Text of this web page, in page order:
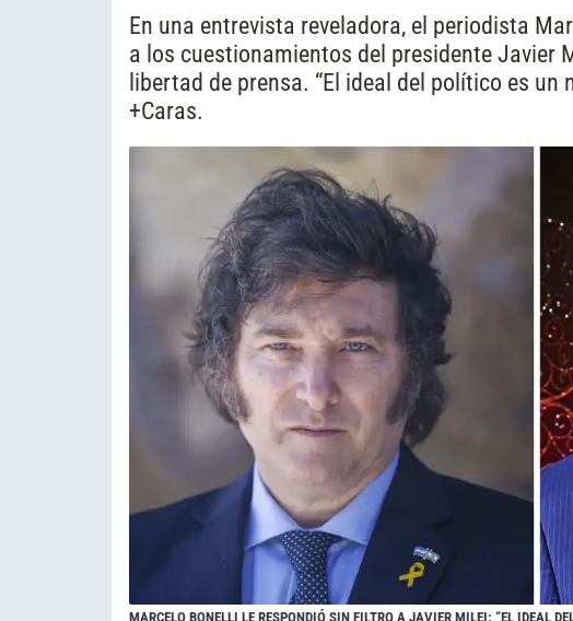
En una entrevista reveladora, el periodista
a los cuestionamientos del presidente Javier
libertad de prensa. “El ideal del político es un
+Caras.
MARCELO BONELLI LE RESPONDIÓ SIN FILTRO A JAVIER MILEI: “EL IDEAL